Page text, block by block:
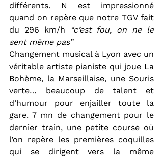
différents. N est impressionné
quand on repère que notre TGV fait
du 296 km/h
“c’est fou, on ne le
sent même pas”
Changement musical à Lyon avec un
véritable artiste pianiste qui joue La
Bohème, la Marseillaise, une Souris
verte… beaucoup de talent et
d’humour pour enjailler toute la
gare. 7 mn de changement pour le
dernier train, une petite course où
l’on repère les premières coquilles
qui se dirigent vers la même